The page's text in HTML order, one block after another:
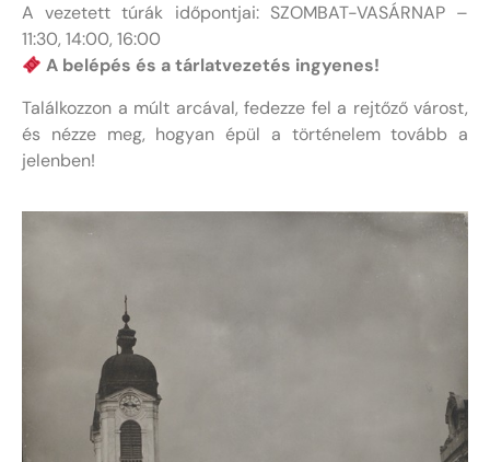
A vezetett túrák időpontjai: SZOMBAT-VASÁRNAP –
11:30, 14:00, 16:00
A belépés és a tárlatvezetés ingyenes!
Találkozzon a múlt arcával, fedezze fel a rejtőző várost,
és nézze meg, hogyan épül a történelem tovább a
jelenben!